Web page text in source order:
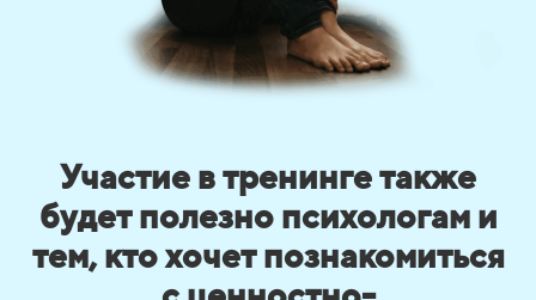
Участие в тренинге также
будет полезно психологам и
тем, кто хочет познакомиться